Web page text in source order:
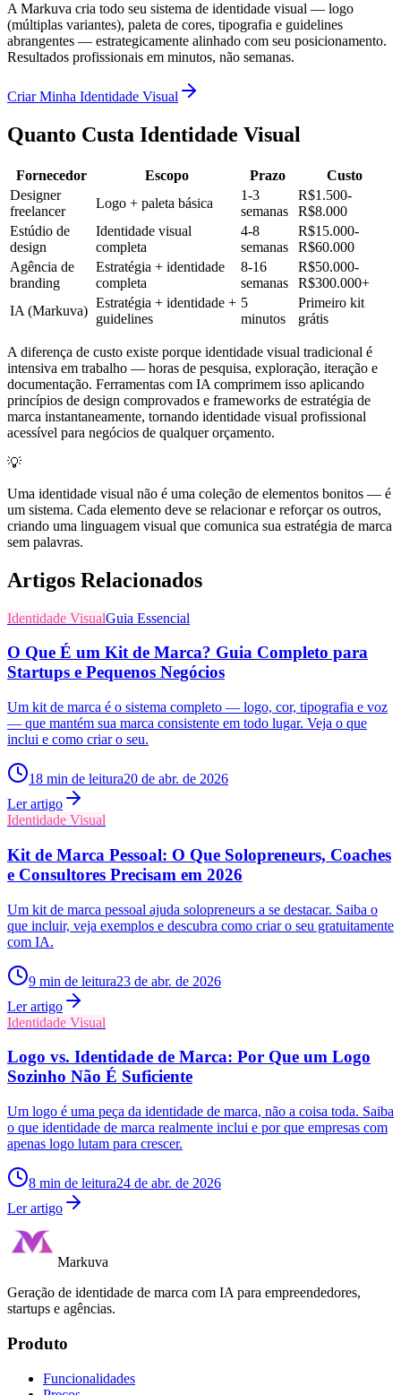
A Markuva cria todo seu sistema de identidade visual — logo
(múltiplas variantes), paleta de cores, tipografia e guidelines
abrangentes — estrategicamente alinhado com seu posicionamento.
Resultados profissionais em minutos, não semanas.
Criar Minha Identidade Visual
Quanto Custa Identidade Visual
Fornecedor Escopo Prazo
Custo
Designer
freelancer
Logo + paleta básica
1-3
semanas
R$1.500-
R$8.000
Estúdio de
design
Identidade visual
completa
4-8
semanas
R$15.000-
R$60.000
Agência de
branding
Estratégia + identidade
completa
8-16
semanas
R$50.000-
R$300.000+
IA (Markuva)
Estratégia + identidade +
guidelines
5
minutos
Primeiro kit
grátis
A diferença de custo existe porque identidade visual tradicional é
intensiva em trabalho — horas de pesquisa, exploração, iteração e
documentação. Ferramentas com IA comprimem isso aplicando
princípios de design comprovados e frameworks de estratégia de
marca instantaneamente, tornando identidade visual profissional
acessível para negócios de qualquer orçamento.
💡
Uma identidade visual não é uma coleção de elementos bonitos — é
um sistema. Cada elemento deve se relacionar e reforçar os outros,
criando uma linguagem visual que comunica sua estratégia de marca
sem palavras.
Artigos Relacionados
Identidade VisualGuia Essencial
O Que É um Kit de Marca? Guia Completo para
Startups e Pequenos Negócios
Um kit de marca é o sistema completo — logo, cor, tipografia e voz
— que mantém sua marca consistente em todo lugar. Veja o que
inclui e como criar o seu.
18 min de leitura20 de abr. de 2026
Ler artigo
Identidade Visual
Kit de Marca Pessoal: O Que Solopreneurs, Coaches
e Consultores Precisam em 2026
Um kit de marca pessoal ajuda solopreneurs a se destacar. Saiba o
que incluir, veja exemplos e descubra como criar o seu gratuitamente
com IA.
9 min de leitura23 de abr. de 2026
Ler artigo
Identidade Visual
Logo vs. Identidade de Marca: Por Que um Logo
Sozinho Não É Suficiente
Um logo é uma peça da identidade de marca, não a coisa toda. Saiba
o que identidade de marca realmente inclui e por que empresas com
apenas logo lutam para crescer.
8 min de leitura24 de abr. de 2026
Ler artigo
Markuva
Geração de identidade de marca com IA para empreendedores,
startups e agências.
Produto
Funcionalidades